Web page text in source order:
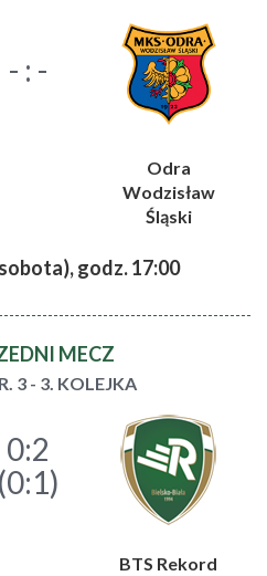
- : -
Odra
Wodzisław
Śląski
godz. 17:00
MECZ
3 - 3. KOLEJKA
0:2
(0:1)
BTS Rekord